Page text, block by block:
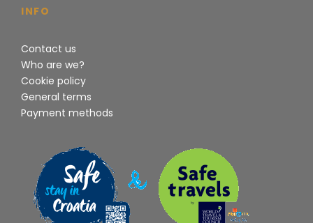
INFO
Contact us
Who are we?
Cookie policy
General terms
Payment methods